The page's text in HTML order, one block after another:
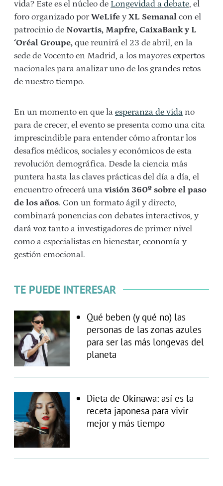
vida? Este es el núcleo de Longevidad a debate, el
foro organizado porWeLife y XL Semanal con el
patrocinio de Novartis, Mapfre, CaixaBank y L
´Oréal Groupe, que reunirá el 23 de abril, en la
sede de Vocento en Madrid, a los mayores expertos
nacionales para analizar uno de los grandes retos
de nuestro tiempo.
En un momento en que la esperanza de vida no
para de crecer, el evento se presenta como una cita
imprescindible para entender cómo afrontar los
desafíos médicos, sociales y económicos de esta
revolución demográfica. Desde la ciencia más
puntera hasta las claves prácticas del día a día, el
encuentro ofrecerá una visión 360º sobre el paso
de los años. Con un formato ágil y directo,
combinará ponencias con debates interactivos, y
dará voz tanto a investigadores de primer nivel
como a especialistas en bienestar, economía y
gestión emocional.
TE PUEDE INTERESAR
Qué beben (y qué no) las
personas de las zonas azules
para ser las más longevas del
planeta
Dieta de Okinawa: así es la
receta japonesa para vivir
mejor y más tiempo